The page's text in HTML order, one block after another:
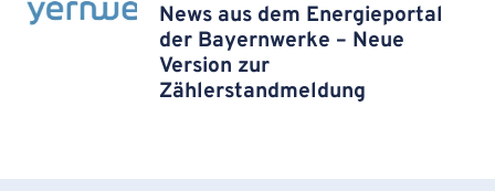
News aus dem Energieportal
der Bayernwerke – Neue
Version zur
Zählerstandmeldung